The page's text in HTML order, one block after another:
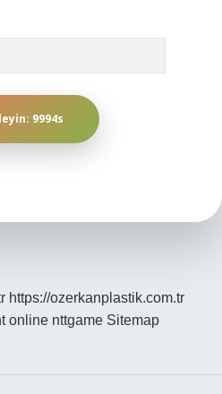
https://ozerkanplastik.com.tr
online nttgame Sitemap